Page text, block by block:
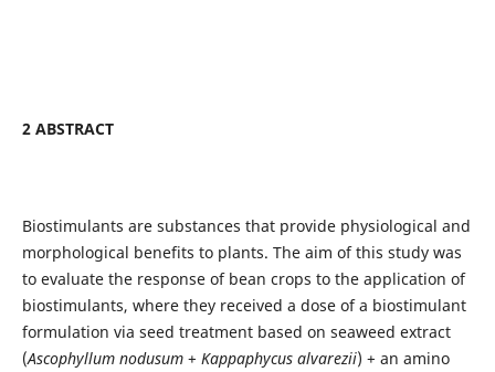
2 ABSTRACT
Biostimulants are substances that provide physiological and
morphological benefits to plants. The aim of this study was
to evaluate the response of bean crops to the application of
biostimulants, where they received a dose of a biostimulant
formulation via seed treatment based on seaweed extract
(Ascophyllum nodusum + Kappaphycus alvarezii) + an amino